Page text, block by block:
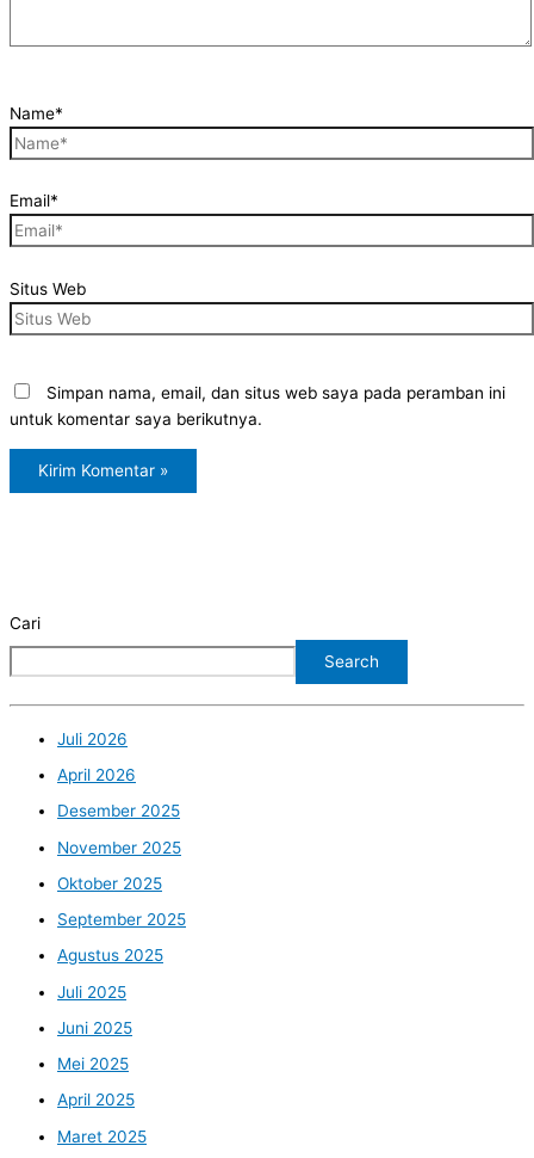
Name*
Email*
Situs Web
Simpan nama, email, dan situs web saya pada peramban ini
untuk komentar saya berikutnya.
Cari
Search
Juli 2026
April 2026
Desember 2025
November 2025
Oktober 2025
September 2025
Agustus 2025
Juli 2025
Juni 2025
Mei 2025
April 2025
Maret 2025